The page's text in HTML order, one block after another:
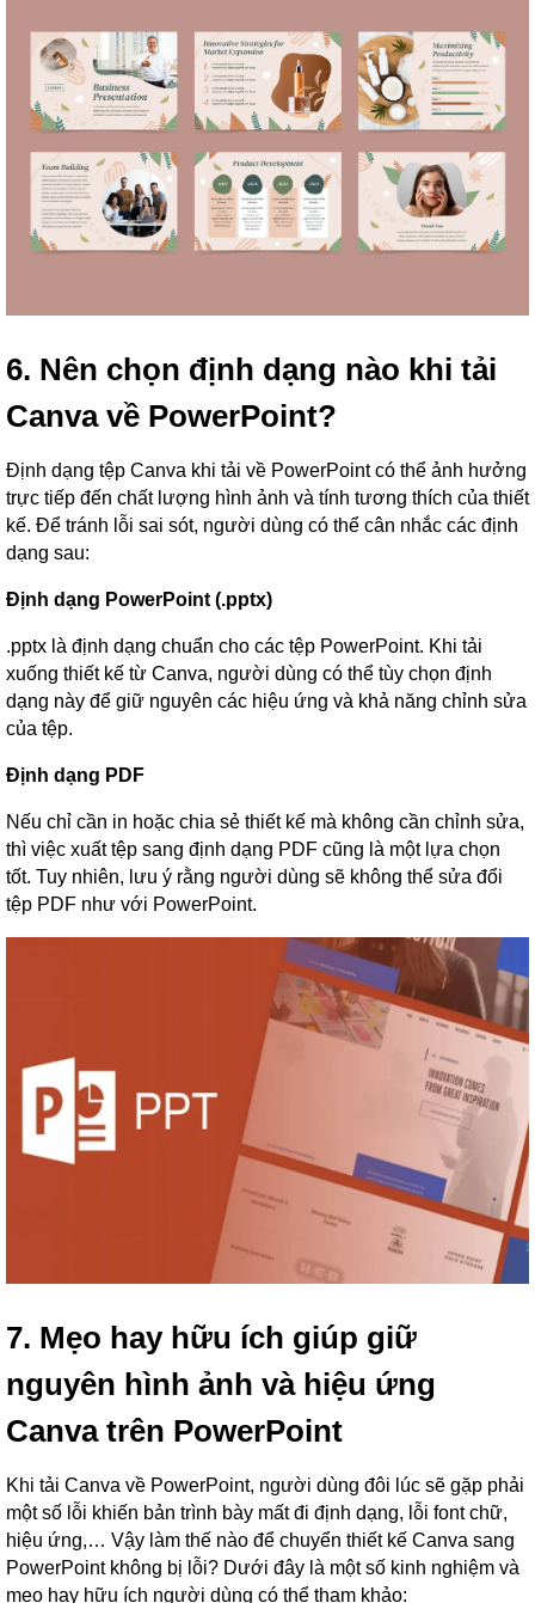
6. Nên chọn định dạng nào khi tải
Canva về PowerPoint?
Định dạng tệp Canva khi tải về PowerPoint có thể ảnh hưởng
trực tiếp đến chất lượng hình ảnh và tính tương thích của thiết
kế. Để tránh lỗi sai sót, người dùng có thể cân nhắc các định
dạng sau:
Định dạng PowerPoint (.pptx)
.pptx là định dạng chuẩn cho các tệp PowerPoint. Khi tải
xuống thiết kế từ Canva, người dùng có thể tùy chọn định
dạng này để giữ nguyên các hiệu ứng và khả năng chỉnh sửa
của tệp.
Định dạng PDF
Nếu chỉ cần in hoặc chia sẻ thiết kế mà không cần chỉnh sửa,
thì việc xuất tệp sang định dạng PDF cũng là một lựa chọn
tốt. Tuy nhiên, lưu ý rằng người dùng sẽ không thể sửa đổi
tệp PDF như với PowerPoint.
7. Mẹo hay hữu ích giúp giữ
nguyên hình ảnh và hiệu ứng
Canva trên PowerPoint
Khi tải Canva về PowerPoint, người dùng đôi lúc sẽ gặp phải
một số lỗi khiến bản trình bày mất đi định dạng, lỗi font chữ,
hiệu ứng,… Vậy làm thế nào để chuyển thiết kế Canva sang
PowerPoint không bị lỗi? Dưới đây là một số kinh nghiệm và
mẹo hay hữu ích người dùng có thể tham khảo: